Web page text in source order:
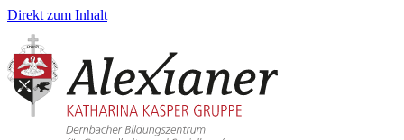
Direkt zum Inhalt